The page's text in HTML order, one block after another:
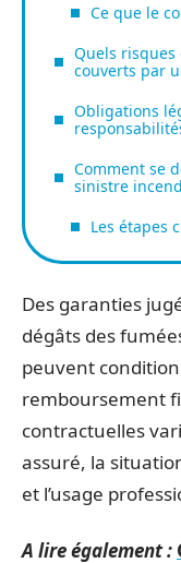
Ce que le
Quels
couverts par
Obligations
Comment se
sinistre
Les étapes
Des garanties
dégâts des
peuvent
remboursement
contractuelles
assuré, la
et l’usage
A lire également :